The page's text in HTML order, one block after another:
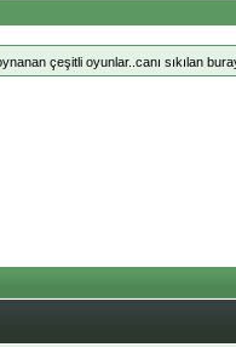
çeşitli oyunlar..canı sıkılan